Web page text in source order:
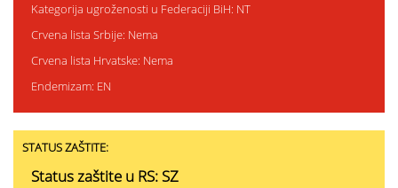
Kategorija ugroženosti u Federaciji BiH: NT
Crvena lista Srbije: Nema
Crvena lista Hrvatske: Nema
Endemizam: EN
STATUS ZAŠTITE:
Status zaštite u RS: SZ